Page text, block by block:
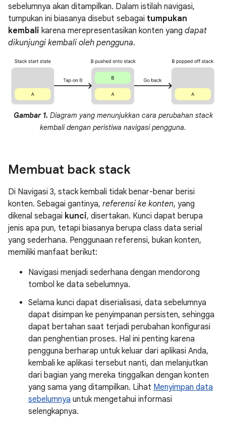
sebelumnya akan ditampilkan. Dalam istilah navigasi,
tumpukan ini biasanya disebut sebagai tumpukan
kembali karena merepresentasikan konten yang dapat
dikunjungi kembali oleh pengguna.
Gambar 1. Diagram yang menunjukkan cara perubahan stack
kembali dengan peristiwa navigasi pengguna.
Membuat back stack
Di Navigasi 3, stack kembali tidak benar-benar berisi
konten. Sebagai gantinya, referensi ke konten, yang
dikenal sebagai kunci, disertakan. Kunci dapat berupa
jenis apa pun, tetapi biasanya berupa class data serial
yang sederhana. Penggunaan referensi, bukan konten,
memiliki manfaat berikut:
Navigasi menjadi sederhana dengan mendorong
tombol ke data sebelumnya.
Selama kunci dapat diserialisasi, data sebelumnya
dapat disimpan ke penyimpanan persisten, sehingga
dapat bertahan saat terjadi perubahan konfigurasi
dan penghentian proses. Hal ini penting karena
pengguna berharap untuk keluar dari aplikasi Anda,
kembali ke aplikasi tersebut nanti, dan melanjutkan
dari bagian yang mereka tinggalkan dengan konten
yang sama yang ditampilkan. Lihat Menyimpan data
sebelumnya untuk mengetahui informasi
selengkapnya.